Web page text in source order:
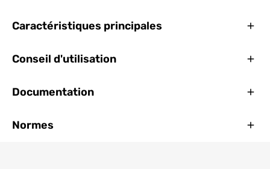
Caractéristiques principales
Conseil d'utilisation
Documentation
Normes